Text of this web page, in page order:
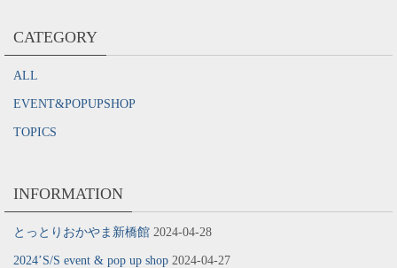
CATEGORY
ALL
EVENT&POPUPSHOP
TOPICS
INFORMATION
とっとりおかやま新橋館 2024-04-28
2024’S/S event & pop up shop 2024-04-27